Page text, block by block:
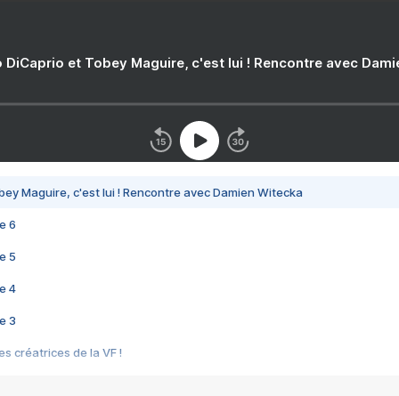
DiCaprio et Tobey Maguire, c'est lui ! Rencontre avec
Maguire, c'est lui ! Rencontre avec Damien Witecka
6
5
4
3
créatrices de la VF !